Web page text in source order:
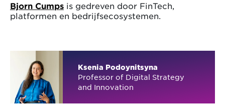
Bjorn Cumps is gedreven door FinTech,
platformen en bedrijfsecosystemen.
Ksenia Podoynitsyna
Professor of Digital Strategy
and Innovation